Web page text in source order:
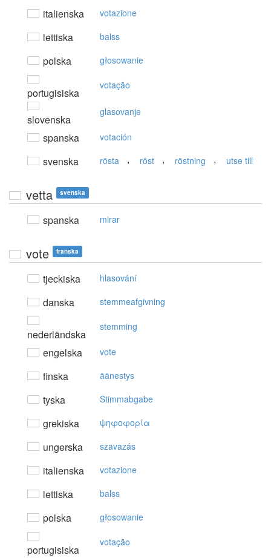
italienska votazione
lettiska balss
polska głosowanie
portugisiska
votação
slovenska
glasovanje
spanska votación
svenska rösta , röst , röstning , utse till
vetta svenska
spanska mirar
vote franska
tjeckiska hlasování
danska stemmeafgivning
nederländska
stemming
engelska vote
finska äänestys
tyska Stimmabgabe
grekiska ψηφoφoρία
ungerska szavazás
italienska votazione
lettiska balss
polska głosowanie
portugisiska
votação